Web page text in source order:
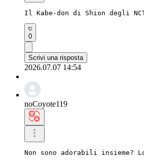
Il Kabe-don di Shion degli
0
Scrivi una risposta
2026.07.07 14:54
noCoyote119
Non sono adorabili insieme?